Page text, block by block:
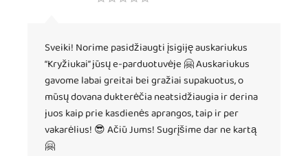
Sveiki! Norime pasidžiaugti įsigiję auskariukus
“Kryžiukai” jūsų e-parduotuvėje 🤗 Auskariukus
gavome labai greitai bei gražiai supakuotus, o
mūsų dovana dukterėčia neatsidžiaugia ir derina
juos kaip prie kasdienės aprangos, taip ir per
vakarėlius! 😎 Ačiū Jums! Sugrįšime dar ne kartą
🤗